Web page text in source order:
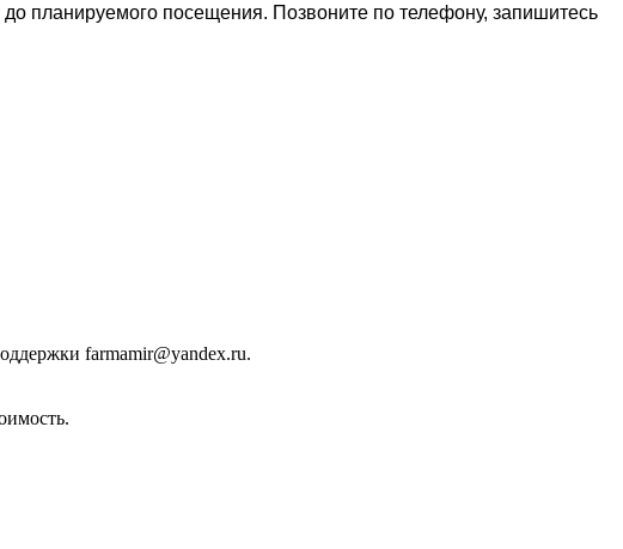
планируемого посещения. Позвоните по телефону, запишитесь
farmamir@yandex.ru.